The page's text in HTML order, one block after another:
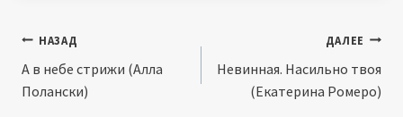
Навигация
по
НАЗАД
А в небе стрижи (Алла
Полански)
ДАЛЕЕ
Невинная. Насильно твоя
(Екатерина Ромеро)